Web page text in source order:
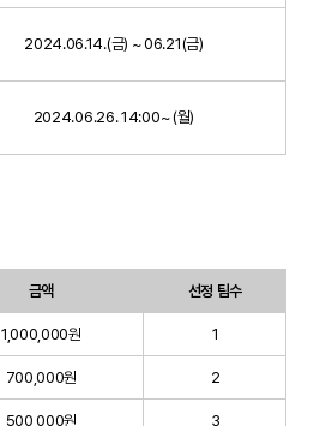
2024.06.14.(금) ~ 06.21(금)
2024.06.26. 14:00~ (월)
금액 선정 팀수
1,000,000원 1
700,000원 2
500,000원 3